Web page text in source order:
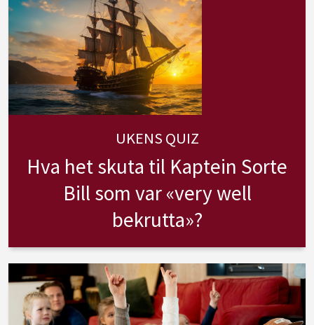
UKENS QUIZ
Hva het skuta til Kaptein Sorte
Bill som var «very well
bekrutta»?